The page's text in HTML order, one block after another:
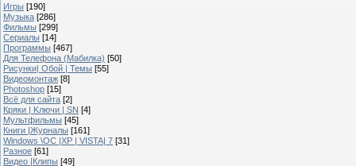
Игры [190]
Музыка [286]
Фильмы [299]
Сериалы [14]
Программы [467]
Для Телефона (Мабилка) [50]
Рисунки| Обой | Темы [55]
Видеомонтаж [8]
Photoshop [15]
Всё для сайта [2]
Кряки | Kлючи | SN [4]
Мультфильмы [45]
Книги |Журналы [161]
Windows \OC |XP | VISTA| 7 [31]
Разное [61]
Видео |Клипы [49]